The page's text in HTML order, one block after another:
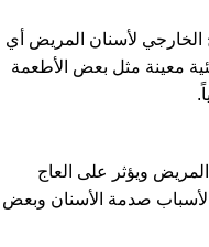
الخارجي لأسنان المريض أي
معينة مثل بعض الأطعمة
ويؤثر على العاج
صدمة الأسنان وبعض